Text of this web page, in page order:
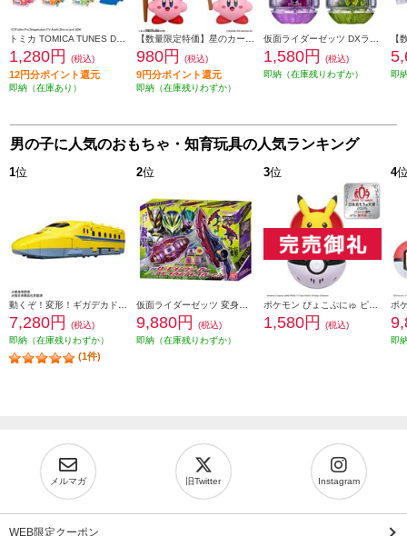
1,280円 (税込)
12円分ポイント還元
即納（在庫あり）
980円 (税込)
9円分ポイント還元
即納（在庫残りわずか）
1,580円
(税込)
即納（在庫残りわずか）
即
男の子に人気のおもちゃ・知育玩具の人気ランキング
1位
7,280円
(税込)
即納（在庫残りわずか）
(1件)
2位
9,880円
(税込)
即納（在庫残りわずか）
3位
1,580円 (税込)
4
即
メルマガ 旧Twitter Instagram
WEB限定クーポン